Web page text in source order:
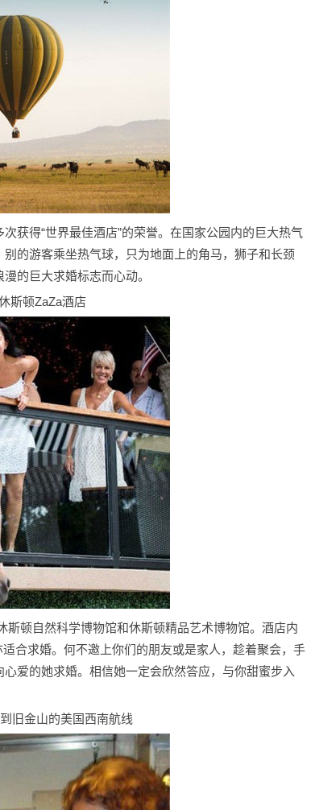
获得“世界最佳酒店”的荣誉。在国家公园内的巨大热气
的游客乘坐热气球，只为地面上的角马，狮子和长颈
的巨大求婚标志而心动。
斯顿ZaZa酒店
顿自然科学博物馆和休斯顿精品艺术博物馆。酒店内
合求婚。何不邀上你们的朋友或是家人，趁着聚会，手
爱的她求婚。相信她一定会欣然答应，与你甜蜜步入
旧金山的美国西南航线